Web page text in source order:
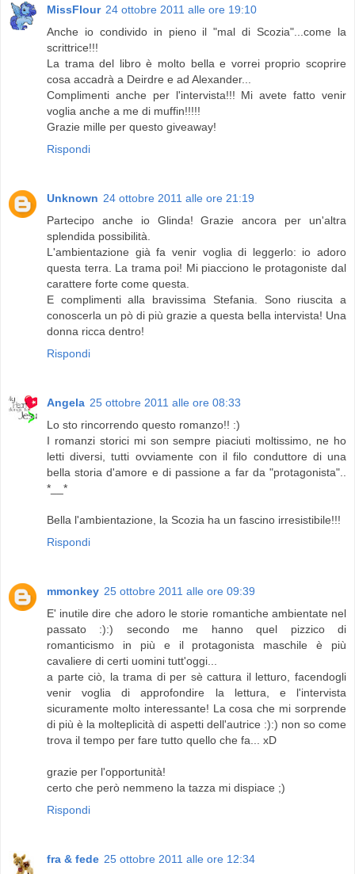
MissFlour 24 ottobre 2011 alle ore 19:10
Anche io condivido in pieno il "mal di Scozia"...come la
scrittrice!!!
La trama del libro è molto bella e vorrei proprio scoprire
cosa accadrà a Deirdre e ad Alexander...
Complimenti anche per l'intervista!!! Mi avete fatto venir
voglia anche a me di muffin!!!!!
Grazie mille per questo giveaway!
Rispondi
Unknown 24 ottobre 2011 alle ore 21:19
Partecipo anche io Glinda! Grazie ancora per un'altra
splendida possibilità.
L'ambientazione già fa venir voglia di leggerlo: io adoro
questa terra. La trama poi! Mi piacciono le protagoniste dal
carattere forte come questa.
E complimenti alla bravissima Stefania. Sono riuscita a
conoscerla un pò di più grazie a questa bella intervista! Una
donna ricca dentro!
Rispondi
Angela 25 ottobre 2011 alle ore 08:33
Lo sto rincorrendo questo romanzo!! :)
I romanzi storici mi son sempre piaciuti moltissimo, ne ho
letti diversi, tutti ovviamente con il filo conduttore di una
bella storia d'amore e di passione a far da "protagonista"..
*__*
Bella l'ambientazione, la Scozia ha un fascino irresistibile!!!
Rispondi
mmonkey 25 ottobre 2011 alle ore 09:39
E' inutile dire che adoro le storie romantiche ambientate nel
passato :):) secondo me hanno quel pizzico di
romanticismo in più e il protagonista maschile è più
cavaliere di certi uomini tutt'oggi...
a parte ciò, la trama di per sè cattura il letturo, facendogli
venir voglia di approfondire la lettura, e l'intervista
sicuramente molto interessante! La cosa che mi sorprende
di più è la molteplicità di aspetti dell'autrice :):) non so come
trova il tempo per fare tutto quello che fa... xD
grazie per l'opportunità!
certo che però nemmeno la tazza mi dispiace ;)
Rispondi
fra & fede 25 ottobre 2011 alle ore 12:34